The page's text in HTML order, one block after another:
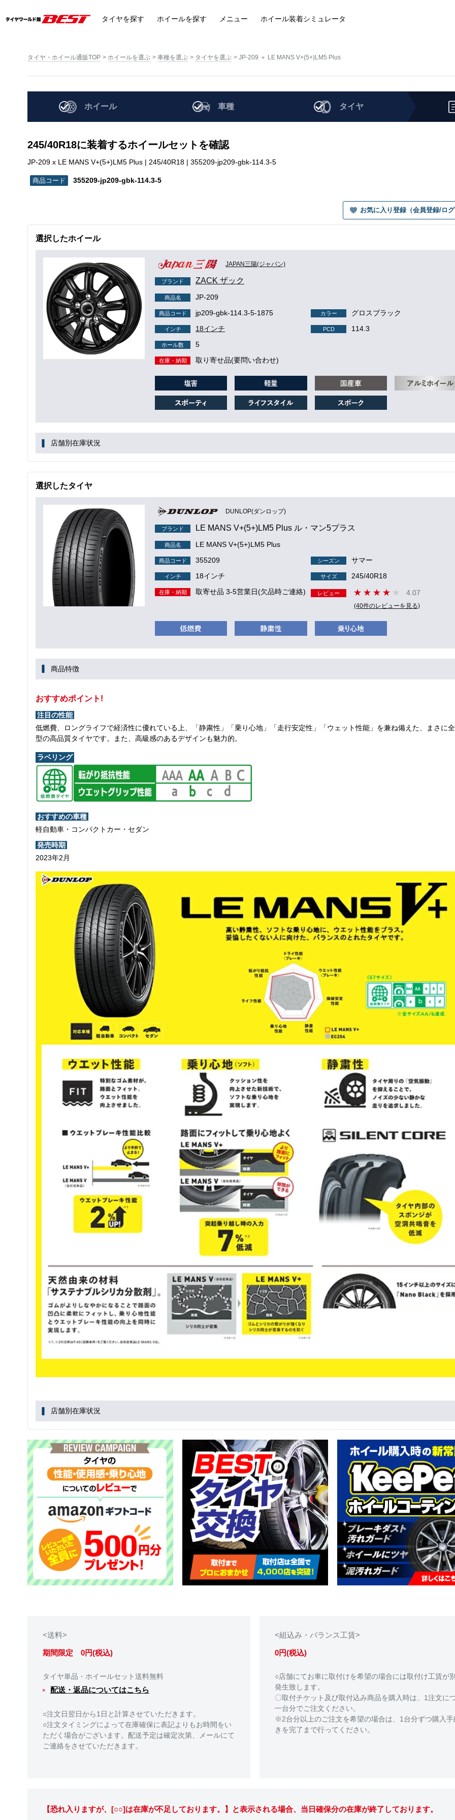
タイヤを探す ホイールを探す メニュー ホイール装着シミュレータ
タイヤ・ホイール通販TOP ホイールを選ぶ 車種を選ぶ タイヤを選ぶ JP-209 ＋ LE MANS V+(5+)LM5 Plus
ホイール 車種 タイヤ
245/40R18に装着するホイールセットを確認
JP-209 x LE MANS V+(5+)LM5 Plus | 245/40R18 | 355209-jp209-gbk-114.3-5
355209-jp209-gbk-114.3-5
お気に入り登録（会員登録/ロ
選択したホイール
JAPAN三陽(ジャパン)
ブランド ZACK ザック
商品名 JP-209
商品コード jp209-gbk-114.3-5-1875 カラー グロスブラック
インチ 18インチ PCD 114.3
ホール数 5
在庫・納期 取り寄せ品(要問い合わせ)
店舗別在庫状況
選択したタイヤ
DUNLOP(ダンロップ)
ブランド LE MANS V+(5+)LM5 Plus ル・マン5プラス
商品名 LE MANS V+(5+)LM5 Plus
商品コード 355209 シーズン サマー
インチ 18インチ サイズ 245/40R18
在庫・納期 取寄せ品 3-5営業日(欠品時ご連絡) レビュー 4.07
(40件のレビューを見る)
商品特徴
おすすめポイント!
注目の性能
低燃費、ロングライフで経済性に優れている上、「静粛性」「乗り心地」「走行安定性」「ウェット性能」を兼ね備えた、まさに
型の高品質タイヤです。また、高級感のあるデザインも魅力的。
ラベリング
おすすめの車種
軽自動車・コンパクトカー・セダン
発売時期
2023年2月
店舗別在庫状況
<送料>
期間限定 0円(税込)
タイヤ単品・ホイールセット送料無料
配送・返品についてはこちら
○注文日翌日から1日と計算させていただきます。
○注文タイミングによって在庫確保に表記よりもお時間をい
ただく場合がございます。配送予定は確定次第、メールにて
ご連絡をさせていただきます。
<組込み・バランス工賃>
0円(税込)
○店舗にてお車に取付けを希望の場合には取付け工賃が
発生致します。
〇取付チケット及び取付込み商品を購入時は、1注文に
一台分でご注文ください。
※2台分以上のご注文を希望の場合は、1台分ずつ購入手
きを完了まで行ってください。
【恐れ入りますが、[○○]は在庫が不足しております。】と表示される場合、当日確保分の在庫が終了しております。